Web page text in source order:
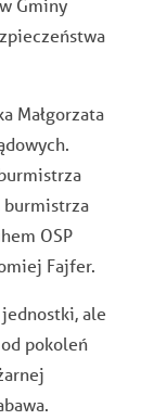
Gminy
Małgorzata
burmistrza
OSP
Fajfer.
ale
pokoleń